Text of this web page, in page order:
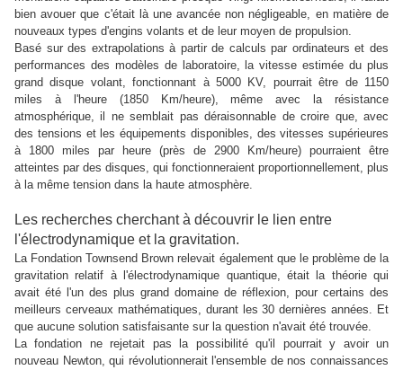
bien avouer que c'était là une avancée non négligeable, en matière de
nouveaux types d'engins volants et de leur moyen de propulsion.
Basé sur des extrapolations à partir de calculs par ordinateurs et des
performances des modèles de laboratoire, la vitesse estimée du plus
grand disque volant, fonctionnant à 5000 KV, pourrait être de 1150
miles à l'heure (1850 Km/heure), même avec la résistance
atmosphérique, il ne semblait pas déraisonnable de croire que, avec
des tensions et les équipements disponibles, des vitesses supérieures
à 1800 miles par heure (près de 2900 Km/heure) pourraient être
atteintes par des disques, qui fonctionneraient proportionnellement, plus
à la même tension dans la haute atmosphère.
Les recherches cherchant à découvrir le lien entre
l'électrodynamique et la gravitation.
La Fondation Townsend Brown relevait également que le problème de la
gravitation relatif à l'électrodynamique quantique, était la théorie qui
avait été l'un des plus grand domaine de réflexion, pour certains des
meilleurs cerveaux mathématiques, durant les 30 dernières années. Et
que aucune solution satisfaisante sur la question n'avait été trouvée.
La fondation ne rejetait pas la possibilité qu'il pourrait y avoir un
nouveau Newton, qui révolutionnerait l'ensemble de nos connaissances